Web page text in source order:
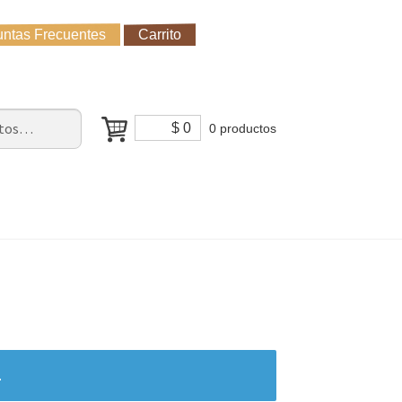
Frecuentes Carrito
Cómo Comprar?
$0 0 productos